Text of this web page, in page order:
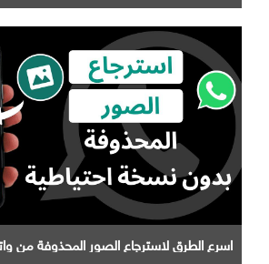
اسرع الطرق لاسترجاع الصور المحذوفة من